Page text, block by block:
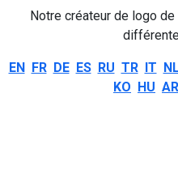
Notre créateur de logo
EN FR DE ES RU TR IT
KO HU AR